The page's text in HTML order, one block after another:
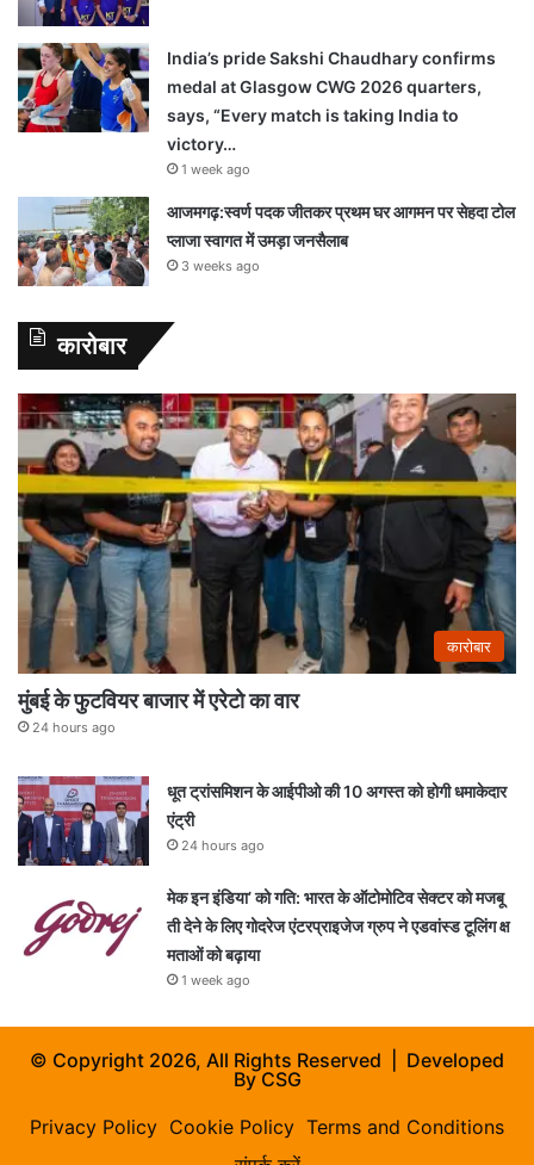
India’s pride Sakshi Chaudhary confirms
medal at Glasgow CWG 2026 quarters,
says, “Every match is taking India to
victory…
1 week ago
आजमगढ़:स्वर्ण पदक जीतकर प्रथम घर आगमन पर सेहदा टोल
प्लाजा स्वागत में उमड़ा जनसैलाब
3 weeks ago
कारोबार
कारोबार
मुंबई के फुटवियर बाजार में एरेटो का वार
24 hours ago
धूत ट्रांसमिशन के आईपीओ की 10 अगस्त को होगी धमाकेदार
एंट्री
24 hours ago
मेक इन इंडिया’ को गति: भारत के ऑटोमोटिव सेक्टर को मजबू
ती देने के लिए गोदरेज एंटरप्राइजेज ग्रुप ने एडवांस्ड टूलिंग क्ष
मताओं को बढ़ाया
1 week ago
© Copyright 2026, All Rights Reserved | Developed
ByCSG
Privacy Policy Cookie Policy Terms and Conditions